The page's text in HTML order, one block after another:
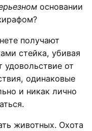
основании
получают
стейка, убивая
удовольствие от
одинаковые
и никак лично
животных. Охота